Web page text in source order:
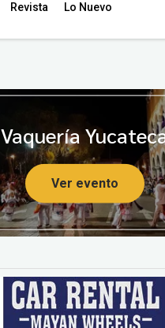
Revista Lo Nuevo
Vaquería
Ver evento